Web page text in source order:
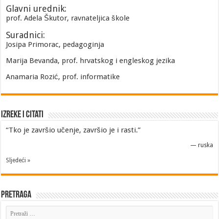
Glavni urednik:
prof. Adela Škutor, ravnateljica škole
Suradnici:
Josipa Primorac, pedagoginja
Marija Bevanda, prof. hrvatskog i engleskog jezika
Anamaria Rozić, prof. informatike
Izreke i Citati
“Tko je završio učenje, završio je i rasti.”
— ruska
Sljedeći »
Pretraga